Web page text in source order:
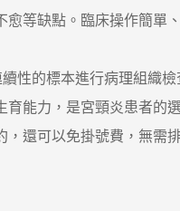
等缺點。臨床操作簡單
的標本進行病理組織檢
能力，是宮頸炎患者的
還可以免掛號費，無需